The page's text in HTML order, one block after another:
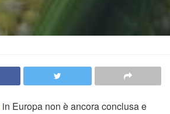
in Europa non è ancora conclusa e